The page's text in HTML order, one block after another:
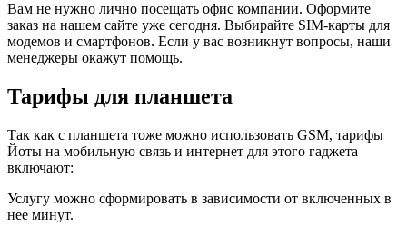
Вам не нужно лично посещать офис компании. Оформите
заказ на нашем сайте уже сегодня. Выбирайте SIM-карты для
модемов и смартфонов. Если у вас возникнут вопросы, наши
менеджеры окажут помощь.
Тарифы для планшета
Так как с планшета тоже можно использовать GSM, тарифы
Йоты на мобильную связь и интернет для этого гаджета
включают:
Услугу можно сформировать в зависимости от включенных в
нее минут.